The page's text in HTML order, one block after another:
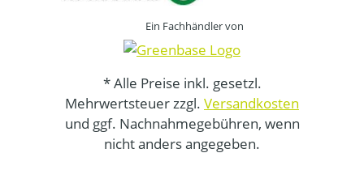
Ein Fachhändler von
* Alle Preise inkl. gesetzl.
Mehrwertsteuer zzgl. Versandkosten
und ggf. Nachnahmegebühren, wenn
nicht anders angegeben.